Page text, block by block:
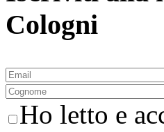
Cologni
Ho letto e